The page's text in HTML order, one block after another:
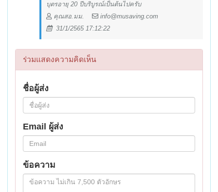
บุตรอายุ 20 ปีบริบูรณ์เป็นต้นไปครับ
คุณสอ.มม.
info@musaving.com
31/1/2565 17:12:22
ร่วมแสดงความคิดเห็น
ชื่อผู้ส่ง
Email ผู้ส่ง
ข้อความ